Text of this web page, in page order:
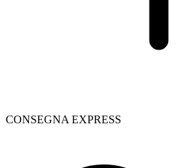
CONSEGNA EXPRESS